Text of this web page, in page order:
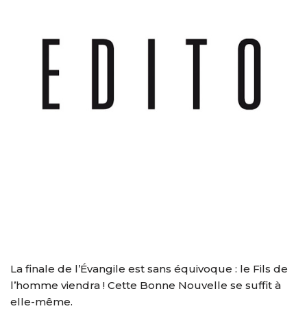
La finale de l’Évangile est sans équivoque : le Fils de
l’homme viendra ! Cette Bonne Nouvelle se suffit à
elle-même.